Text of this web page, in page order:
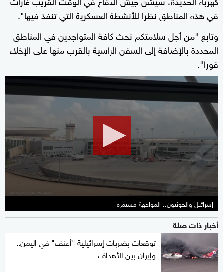
في هذه المناطق نظرا للأنشطة العسكرية التي تنفذ فيها".
وتابع "من أجل سلامتكم نحث كافة المتواجدين في المناطق
المحددة بالإضافة إلى السفن الراسية بالقرب منها على الإخلاء
فورا".
seconds
minutes,
seconds
إسرائيل والحوثيون.. المواجهة مستمرة
أخبار ذات صلة
توقعات بضربات إسرائيلية "أعنف" في اليمن..
وإيران بين الأهداف